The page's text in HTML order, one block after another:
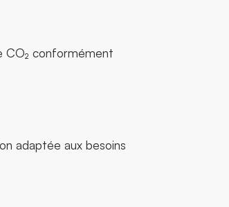
CO₂ conformément
adaptée aux besoins